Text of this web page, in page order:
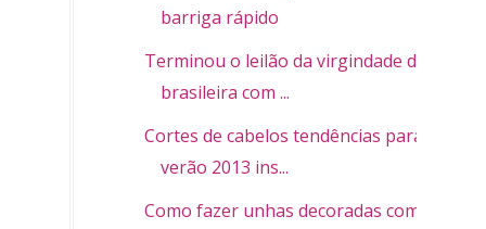
barriga rápido
Terminou o leilão da virgindade de
brasileira com ...
Cortes de cabelos tendências para o
verão 2013 ins...
Como fazer unhas decoradas com